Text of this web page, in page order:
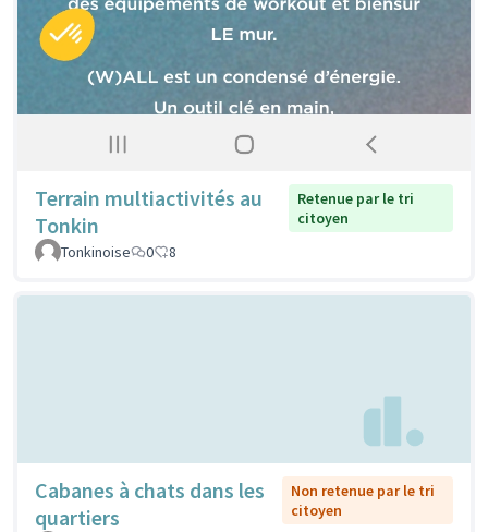
Terrain multiactivités au
Tonkin
Retenue par le tri
citoyen
Tonkinoise
0 8
Cabanes à chats dans les
quartiers
Non retenue par le tri
citoyen